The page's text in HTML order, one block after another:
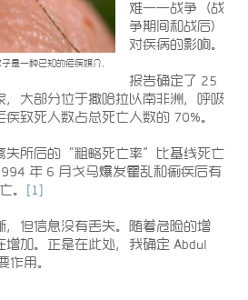
是一种已知的疟疾媒介，
难——战争（战
争期间和战后）
对疾病的影响。
报告确定了 25
，大部分位于撒哈拉以南非洲，呼吸
致死人数占总死亡人数的 70%。
失所后的“粗略死亡率”比基线死亡
年 6 月戈马爆发霍乱和痢疾后有
。
[1]
，但信息没有丢失。随着危险的增
加。正是在此处，我确定 Abdul
作用。